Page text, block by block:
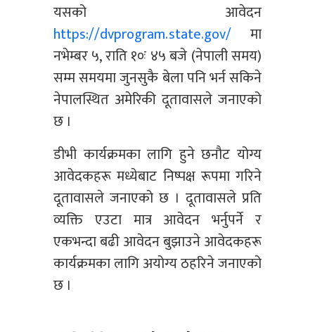
यसको आवेदन
https://dvprogram.state.gov/ मा
नभेम्बर ५, राति १०ः ४५ बजे (नेपाली समय)
सम्म समयमा जुनसुकै बेला पनि भर्न सकिने
नेपालस्थित अमेरिकी दूतावासले जनाएको
छ ।
डीभी कार्यक्रमका लागि हुने छनौट योग्य
आवेदकहरू मध्येबाट निष्पक्ष रूपमा गरिने
दूतावासले जनाएको छ । दूतावासले प्रति
व्यक्ति एउटा मात्र आवेदन भर्नुपर्ने र
एकभन्दा बढी आवेदन बुझाउने आवेदकहरू
कार्यक्रमका लागि अयोग्य ठहरिने जनाएको
छ ।